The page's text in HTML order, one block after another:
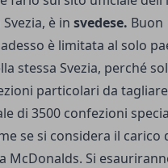
è in svedese. Buon
è limitata al solo
stessa Svezia, perché
particolari da
di 3500 confezioni
se si considera il carico
McDonalds. Si